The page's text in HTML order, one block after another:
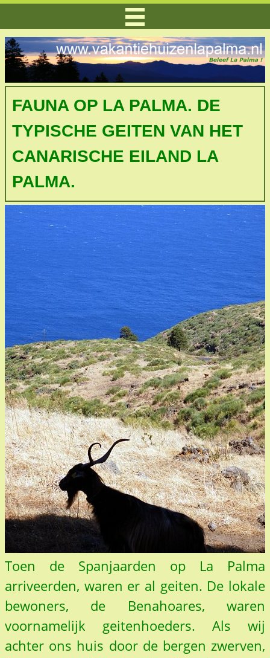
FAUNA OP LA PALMA. DE
TYPISCHE GEITEN VAN HET
CANARISCHE EILAND LA
PALMA.
Toen de Spanjaarden op La Palma
arriveerden, waren er al geiten. De lokale
bewoners, de Benahoares, waren
voornamelijk geitenhoeders. Als wij
achter ons huis door de bergen zwerven,